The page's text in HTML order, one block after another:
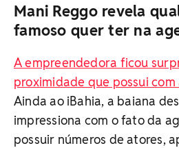
Mani Reggo revela
famoso quer ter na
A empreendedora ficou
proximidade que possui
Ainda ao iBahia, a baiana
impressiona com o fato da
possuir números de atores,